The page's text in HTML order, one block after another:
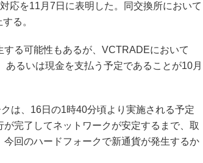
応を11月7日に表明した。同交換所において
る。
る可能性もあるが、VCTRADEにおいて
るいは現金を支払う予定であることが10月
は、16日の1時40分頃より実施される予定
完了してネットワークが安定するまで、取
回のハードフォークで新通貨が発生するか